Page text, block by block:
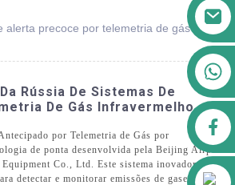
+8613911556761
Alibaba
alerta precoce por telemetria de gás
Rússia De Sistemas De
De Gás Infravermelho
por Telemetria de Gás por
de ponta desenvolvida pela Beijing Airpbb
Co., Ltd. Este sistema inovador utiliza
detectar e monitorar emissões de gases em